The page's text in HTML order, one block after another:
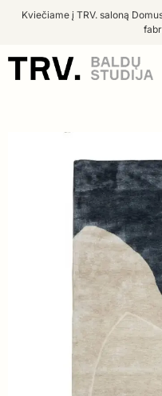
Kviečiame į TRV. saloną